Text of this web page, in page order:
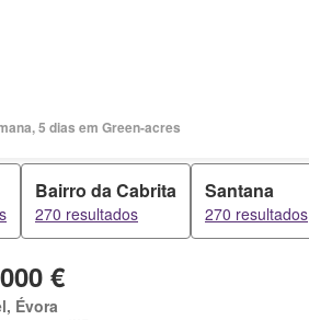
5 dias em Green-acres
Bairro da Cabrita
270 resultados
Santana
270 resultados
€
Évora